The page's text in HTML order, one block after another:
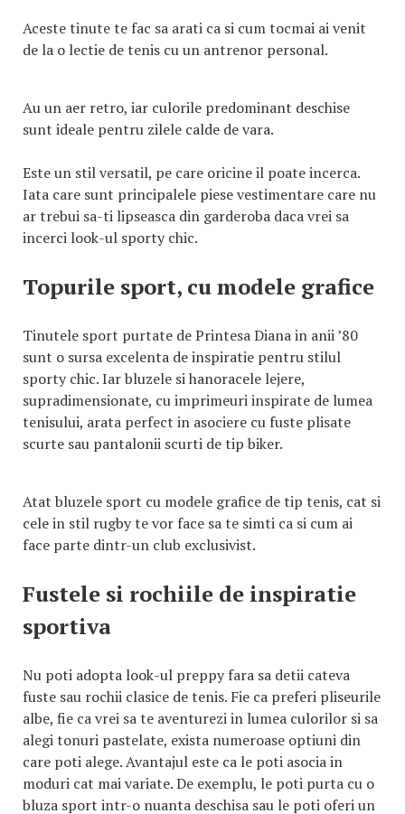
Aceste tinute te fac sa arati ca si cum tocmai ai venit
de la o lectie de tenis cu un antrenor personal.
Au un aer retro, iar culorile predominant deschise
sunt ideale pentru zilele calde de vara.
Este un stil versatil, pe care oricine il poate incerca.
Iata care sunt principalele piese vestimentare care nu
ar trebui sa-ti lipseasca din garderoba daca vrei sa
incerci look-ul sporty chic.
Topurile sport, cu modele grafice
Tinutele sport purtate de Printesa Diana in anii ’80
sunt o sursa excelenta de inspiratie pentru stilul
sporty chic. Iar bluzele si hanoracele lejere,
supradimensionate, cu imprimeuri inspirate de lumea
tenisului, arata perfect in asociere cu fuste plisate
scurte sau pantalonii scurti de tip biker.
Atat bluzele sport cu modele grafice de tip tenis, cat si
cele in stil rugby te vor face sa te simti ca si cum ai
face parte dintr-un club exclusivist.
Fustele si rochiile de inspiratie
sportiva
Nu poti adopta look-ul preppy fara sa detii cateva
fuste sau rochii clasice de tenis. Fie ca preferi pliseurile
albe, fie ca vrei sa te aventurezi in lumea culorilor si sa
alegi tonuri pastelate, exista numeroase optiuni din
care poti alege. Avantajul este ca le poti asocia in
moduri cat mai variate. De exemplu, le poti purta cu o
bluza sport intr-o nuanta deschisa sau le poti oferi un